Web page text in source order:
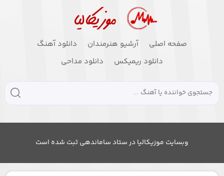
صفحه اصلی آرشیو هنرمندان
دانلود آهنگ
دانلود ریمیکس
دانلود مداحی
وبسایت موزیکالیا در ستاد ساماندهی ثبت شده است